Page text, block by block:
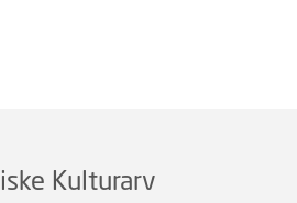
Kulturarv